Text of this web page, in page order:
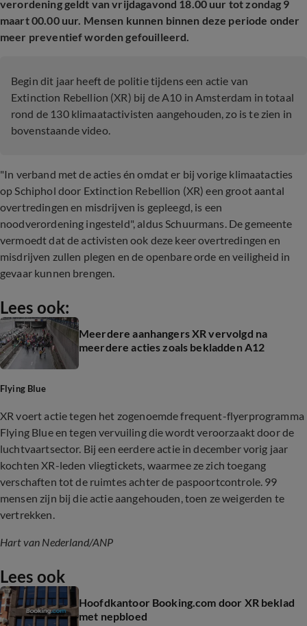
verordening geldt van vrijdagavond 18.00 uur tot zondag 9
maart 00.00 uur. Mensen kunnen binnen deze periode onder
meer preventief worden gefouilleerd.
Begin dit jaar heeft de politie tijdens een actie van
Extinction Rebellion (XR) bij de A10 in Amsterdam in totaal
rond de 130 klimaatactivisten aangehouden, zo is te zien in
bovenstaande video.
"In verband met de acties én omdat er bij vorige klimaatacties
op Schiphol door Extinction Rebellion (XR) een groot aantal
overtredingen en misdrijven is gepleegd, is een
noodverordening ingesteld", aldus Schuurmans. De gemeente
vermoedt dat de activisten ook deze keer overtredingen en
misdrijven zullen plegen en de openbare orde en veiligheid in
gevaar kunnen brengen.
Lees ook:
Meerdere aanhangers XR vervolgd na
meerdere acties zoals bekladden A12
Flying Blue
XR voert actie tegen het zogenoemde frequent-flyerprogramma
Flying Blue en tegen vervuiling die wordt veroorzaakt door de
luchtvaartsector. Bij een eerdere actie in december vorig jaar
kochten XR-leden vliegtickets, waarmee ze zich toegang
verschaften tot de ruimtes achter de paspoortcontrole. 99
mensen zijn bij die actie aangehouden, toen ze weigerden te
vertrekken.
Hart van Nederland/ANP
Lees ook
Hoofdkantoor Booking.com door XR beklad
met nepbloed